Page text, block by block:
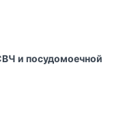
и посудомоечной